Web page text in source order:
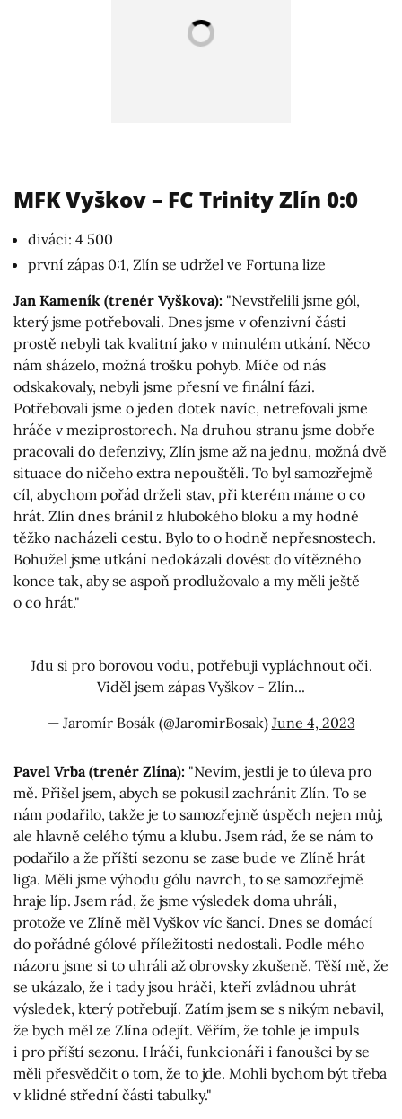
MFK Vyškov – FC Trinity Zlín 0:0
diváci: 4 500
první zápas 0:1, Zlín se udržel ve Fortuna lize
Jan Kameník (trenér Vyškova): "Nevstřelili jsme gól,
který jsme potřebovali. Dnes jsme v ofenzivní části
prostě nebyli tak kvalitní jako v minulém utkání. Něco
nám sházelo, možná trošku pohyb. Míče od nás
odskakovaly, nebyli jsme přesní ve finální fázi.
Potřebovali jsme o jeden dotek navíc, netrefovali jsme
hráče v meziprostorech. Na druhou stranu jsme dobře
pracovali do defenzivy, Zlín jsme až na jednu, možná dvě
situace do ničeho extra nepouštěli. To byl samozřejmě
cíl, abychom pořád drželi stav, při kterém máme o co
hrát. Zlín dnes bránil z hlubokého bloku a my hodně
těžko nacházeli cestu. Bylo to o hodně nepřesnostech.
Bohužel jsme utkání nedokázali dovést do vítězného
konce tak, aby se aspoň prodlužovalo a my měli ještě
o co hrát."
Jdu si pro borovou vodu, potřebuji vypláchnout oči.
Viděl jsem zápas Vyškov - Zlín...
— Jaromír Bosák (@JaromirBosak) June 4, 2023
Pavel Vrba (trenér Zlína): "Nevím, jestli je to úleva pro
mě. Přišel jsem, abych se pokusil zachránit Zlín. To se
nám podařilo, takže je to samozřejmě úspěch nejen můj,
ale hlavně celého týmu a klubu. Jsem rád, že se nám to
podařilo a že příští sezonu se zase bude ve Zlíně hrát
liga. Měli jsme výhodu gólu navrch, to se samozřejmě
hraje líp. Jsem rád, že jsme výsledek doma uhráli,
protože ve Zlíně měl Vyškov víc šancí. Dnes se domácí
do pořádné gólové příležitosti nedostali. Podle mého
názoru jsme si to uhráli až obrovsky zkušeně. Těší mě, že
se ukázalo, že i tady jsou hráči, kteří zvládnou uhrát
výsledek, který potřebují. Zatím jsem se s nikým nebavil,
že bych měl ze Zlína odejít. Věřím, že tohle je impuls
i pro příští sezonu. Hráči, funkcionáři i fanoušci by se
měli přesvědčit o tom, že to jde. Mohli bychom být třeba
v klidné střední části tabulky."